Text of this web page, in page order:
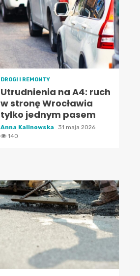
DROGI I REMONTY
Utrudnienia na A4: ruch
w stronę Wrocławia
tylko jednym pasem
Anna Kalinowska
31 maja 2026
140